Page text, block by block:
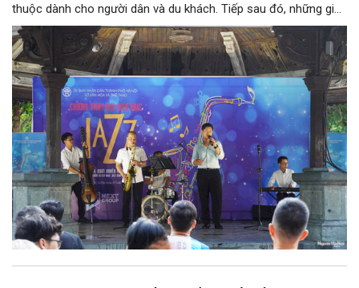
thuộc dành cho người dân và du khách. Tiếp sau đó, những giai
điệu jazz kinh điển của thế giới lần lượt cất lên qua phần biểu
diễn của NSƯT Quyền Văn Minh và các nghệ sĩ Bình Minh Jazz
Club, mở ra một không gian âm nhạc giàu cảm xúc ngay giữa
trung tâm Thủ đô.